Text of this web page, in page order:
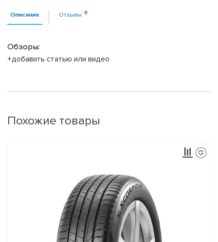
Описание Отзывы
Обзоры:
+добавить статью или видео
Похожие товары